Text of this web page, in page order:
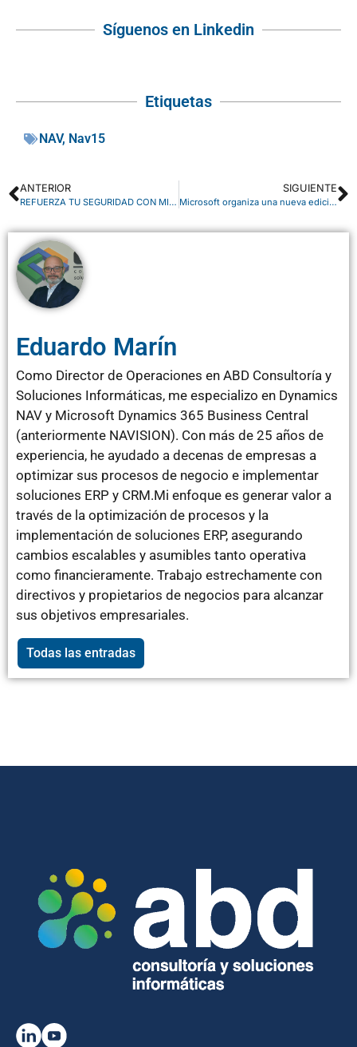
Síguenos en Linkedin
Etiquetas
NAV, Nav15
ANTERIOR
REFUERZA TU SEGURIDAD CON MICROSOFT AZURE BACKUP EN LA NUBE
SIGUIENTE
Microsoft organiza una nueva edición de Azure Days.
Eduardo Marín
Como Director de Operaciones en ABD Consultoría y
Soluciones Informáticas, me especializo en Dynamics
NAV y Microsoft Dynamics 365 Business Central
(anteriormente NAVISION). Con más de 25 años de
experiencia, he ayudado a decenas de empresas a
optimizar sus procesos de negocio e implementar
soluciones ERP y CRM.Mi enfoque es generar valor a
través de la optimización de procesos y la
implementación de soluciones ERP, asegurando
cambios escalables y asumibles tanto operativa
como financieramente. Trabajo estrechamente con
directivos y propietarios de negocios para alcanzar
sus objetivos empresariales.
Todas las entradas